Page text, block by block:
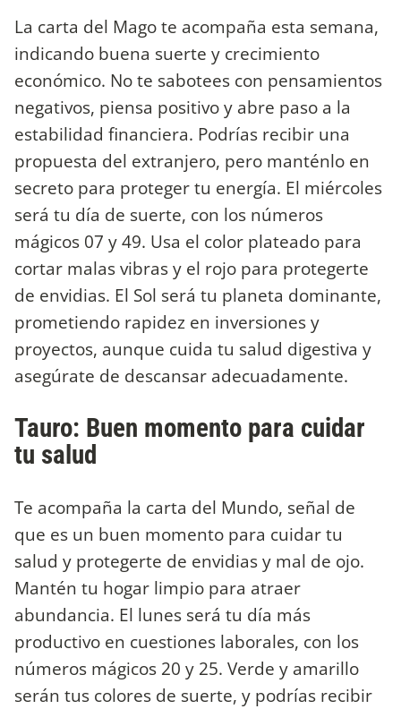
La carta del Mago te acompaña esta semana,
indicando buena suerte y crecimiento
económico. No te sabotees con pensamientos
negativos, piensa positivo y abre paso a la
estabilidad financiera. Podrías recibir una
propuesta del extranjero, pero manténlo en
secreto para proteger tu energía. El miércoles
será tu día de suerte, con los números
mágicos 07 y 49. Usa el color plateado para
cortar malas vibras y el rojo para protegerte
de envidias. El Sol será tu planeta dominante,
prometiendo rapidez en inversiones y
proyectos, aunque cuida tu salud digestiva y
asegúrate de descansar adecuadamente.
Tauro: Buen momento para cuidar
tu salud
Te acompaña la carta del Mundo, señal de
que es un buen momento para cuidar tu
salud y protegerte de envidias y mal de ojo.
Mantén tu hogar limpio para atraer
abundancia. El lunes será tu día más
productivo en cuestiones laborales, con los
números mágicos 20 y 25. Verde y amarillo
serán tus colores de suerte, y podrías recibir